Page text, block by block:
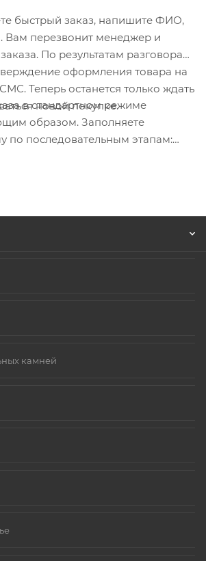
быстрый заказ, напишите ФИО,
Вам перезвонит менеджер и
По результатам разговора
оформления товара на
Теперь останется только ждать
новой покупке.
в стандартном режиме
образом. Заполняете
по последовательным этапам:
камней